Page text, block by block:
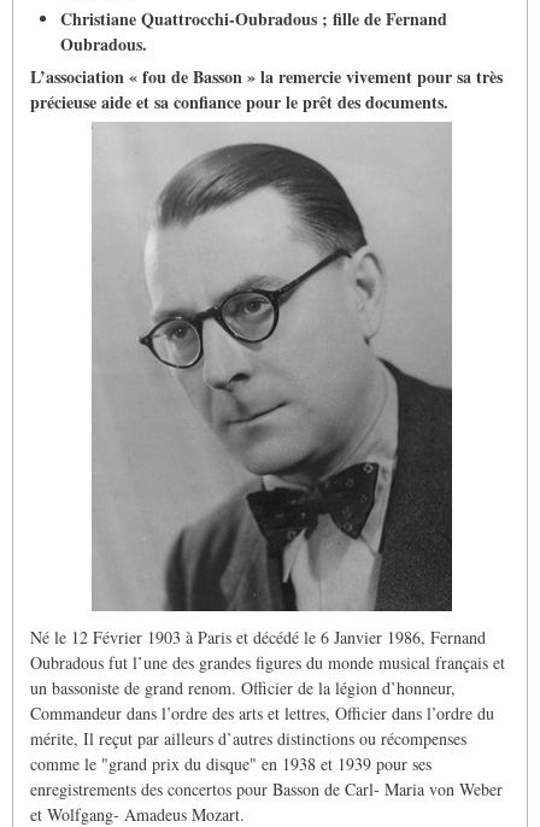
Christiane Quattrocchi-Oubradous ; fille de Fernand
Oubradous.
L’association « fou de Basson » la remercie vivement pour sa très
précieuse aide et sa confiance pour le prêt des documents.
Né le 12 Février 1903 à Paris et décédé le 6 Janvier 1986, Fernand
Oubradous fut l’une des grandes figures du monde musical français et
un bassoniste de grand renom. Officier de la légion d’honneur,
Commandeur dans l’ordre des arts et lettres, Officier dans l’ordre du
mérite, Il reçut par ailleurs d’autres distinctions ou récompenses
comme le "grand prix du disque" en 1938 et 1939 pour ses
enregistrements des concertos pour Basson de Carl- Maria von Weber
et Wolfgang- Amadeus Mozart.